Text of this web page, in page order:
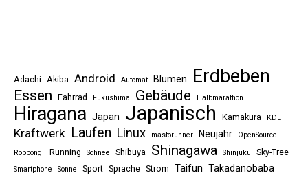
Adachi Akiba Android Automat Blumen Erdbeben
Essen Fahrrad Fukushima Gebäude Halbmarathon
Hiragana Japan Japanisch Kamakura KDE
Kraftwerk Laufen Linux mastorunner Neujahr
OpenSource
Roppongi
Running Schnee Shibuya Shinagawa Shinjuku Sky-Tree
Smartphone Sonne Sport Sprache Strom Taifun Takadanobaba